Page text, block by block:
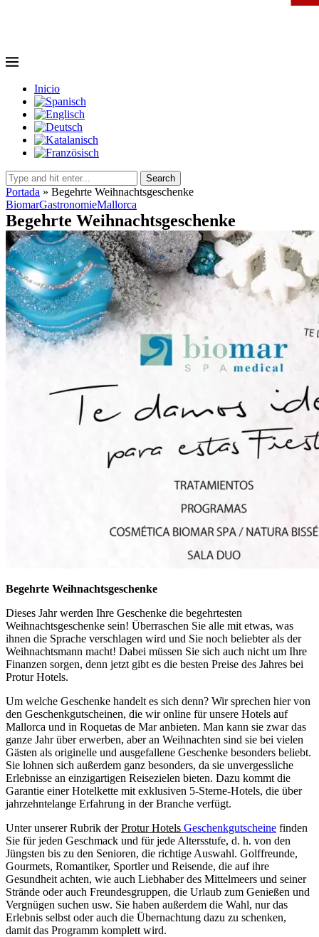
Inicio
Search
Portada » Begehrte Weihnachtsgeschenke
BiomarGastronomieMallorca
Begehrte Weihnachtsgeschenke
Begehrte Weihnachtsgeschenke
Dieses Jahr werden Ihre Geschenke die begehrtesten
Weihnachtsgeschenke sein! Überraschen Sie alle mit etwas, was
ihnen die Sprache verschlagen wird und Sie noch beliebter als der
Weihnachtsmann macht! Dabei müssen Sie sich auch nicht um Ihre
Finanzen sorgen, denn jetzt gibt es die besten Preise des Jahres bei
Protur Hotels.
Um welche Geschenke handelt es sich denn? Wir sprechen hier von
den Geschenkgutscheinen, die wir online für unsere Hotels auf
Mallorca und in Roquetas de Mar anbieten. Man kann sie zwar das
ganze Jahr über erwerben, aber an Weihnachten sind sie bei vielen
Gästen als originelle und ausgefallene Geschenke besonders beliebt.
Sie lohnen sich außerdem ganz besonders, da sie unvergessliche
Erlebnisse an einzigartigen Reisezielen bieten. Dazu kommt die
Garantie einer Hotelkette mit exklusiven 5-Sterne-Hotels, die über
jahrzehntelange Erfahrung in der Branche verfügt.
Unter unserer Rubrik derProtur Hotels Geschenkgutscheine finden
Sie für jeden Geschmack und für jede Altersstufe, d. h. von den
Jüngsten bis zu den Senioren, die richtige Auswahl. Golffreunde,
Gourmets, Romantiker, Sportler und Reisende, die auf ihre
Gesundheit achten, wie auch Liebhaber des Mittelmeers und seiner
Strände oder auch Freundesgruppen, die Urlaub zum Genießen und
Vergnügen suchen usw. Sie haben außerdem die Wahl, nur das
Erlebnis selbst oder auch die Übernachtung dazu zu schenken,
damit das Programm komplett wird.